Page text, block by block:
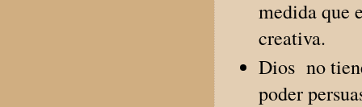
medida que
creativa.
Dios no
poder